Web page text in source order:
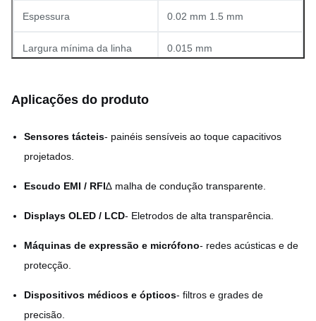
Espessura 0.02 mm 1.5 mm
Largura mínima da linha 0.015 mm
Tamanho máximo do painel
1800 mm × 650 mm
Tipos de padrão
Desenhos CAD quadrados,
hexagonais e
Finalização da superfície
Aplicações do produto
Sensores tácteis- painéis sensíveis ao toque capacitivos
projetados.
Escudo EMI / RFI∆ malha de condução transparente.
Displays OLED / LCD- Eletrodos de alta transparência.
Máquinas de expressão e micrófono- redes acústicas e de
protecção.
Dispositivos médicos e ópticos- filtros e grades de
precisão.